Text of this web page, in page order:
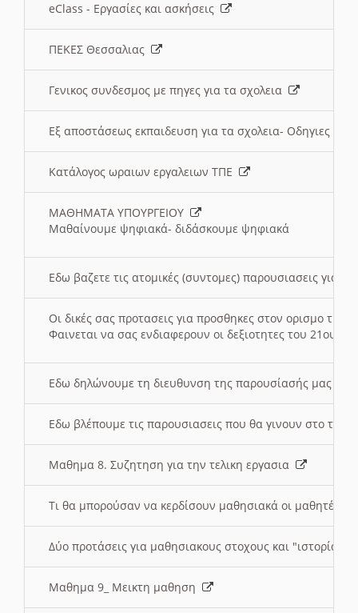
eClass - Εργασίες και ασκήσεις
ΠΕΚΕΣ Θεσσαλιας
Γενικος συνδεσμος με πηγες για τα σχολεια
Εξ αποστάσεως εκπαιδευση για τα σχολεια- Οδηγιες
Κατάλογος ωραιων εργαλειων ΤΠΕ
ΜΑΘΗΜΑΤΑ ΥΠΟΥΡΓΕΙΟΥ
Μαθαίνουμε ψηφιακά- διδάσκουμε ψηφιακά
Εδω βαζετε τις ατομικές (συντομες) παρουσιασεις για
Οι δικές σας προτασεις για προσθηκες στον ορισμο
Φαινεται να σας ενδιαφερουν οι δεξιοτητες του 21ου
Εδω δηλώνουμε τη διευθυνση της παρουσίασής μας
Εδω βλέπουμε τις παρουσιασεις που θα γινουν στο
Μαθημα 8. Συζητηση για την τελικη εργασια
Τι θα μπορούσαν να κερδίσουν μαθησιακά οι μαθητές/
Δύο προτάσεις για μαθησιακους στοχους και "ιστορία"
Μαθημα 9_ Μεικτη μαθηση